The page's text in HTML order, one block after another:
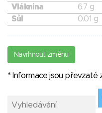
Vláknina
6.7 g
Sůl
0.01 g
Navrhnout změnu
* Informace jsou převzaté